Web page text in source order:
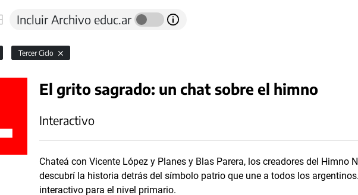
Incluir Archivo educ.ar
Tercer Ciclo
El grito sagrado: un chat sobre el himno
Interactivo
Chateá con Vicente López y Planes y Blas Parera, los creadores del Himno
descubrí la historia detrás del símbolo patrio que une a todos los
interactivo para el nivel primario.